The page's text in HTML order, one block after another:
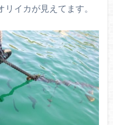
イカが見えてます。